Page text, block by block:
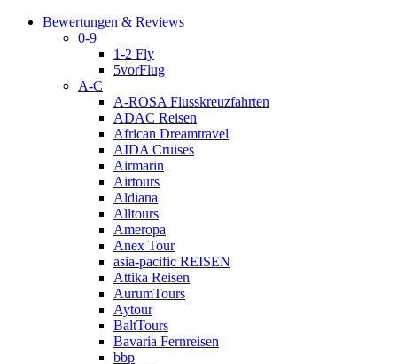
Bewertungen & Reviews
0-9
1-2 Fly
5vorFlug
A-C
A-ROSA Flusskreuzfahrten
ADAC Reisen
African Dreamtravel
AIDA Cruises
Airmarin
Airtours
Aldiana
Alltours
Ameropa
Anex Tour
asia-pacific REISEN
Attika Reisen
AurumTours
Aytour
BaltTours
Bavaria Fernreisen
bbp